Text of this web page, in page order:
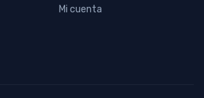
Mi cuenta